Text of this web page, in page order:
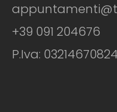
+39 091 204676
P.Iva: 03214670824